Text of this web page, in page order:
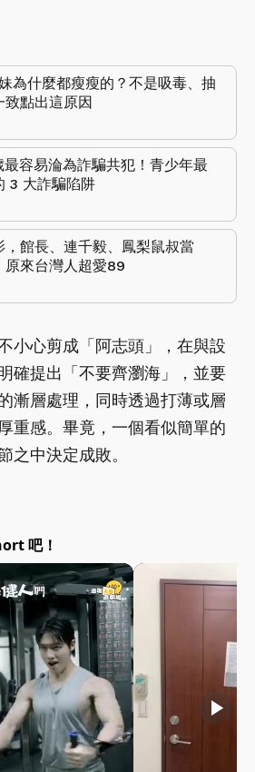
為什麼都瘦瘦的？不是吸毒、抽
致點出這原因
最容易淪為詐騙共犯！青少年最
3 大詐騙陷阱
，館長、連千毅、鳳梨鼠叔當
原來台灣人超愛89
小心剪成「阿志頭」，在與設
確提出「不要齊瀏海」，並要
漸層處理，同時透過打薄或層
重感。畢竟，一個看似簡單的
之中決定成敗。
吧！
play_arrow play_arrow